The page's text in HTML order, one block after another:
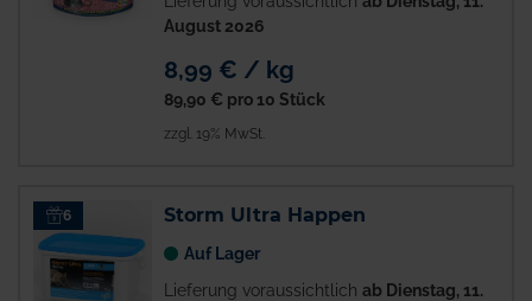
August 2026
8,99 € / kg
89,90 € pro 10 Stück
zzgl. 19% MwSt.
6 Storm Ultra Happen
Auf Lager
Lieferung voraussichtlich ab Dienstag, 11.